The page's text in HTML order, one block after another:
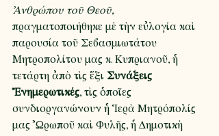
Ἀνθρώπου τοῦ Θεοῦ,
πραγματοποιήθηκε μὲ τὴν εὐλογία καὶ
παρουσία τοῦ Σεβασμιωτάτου
Μητροπολίτου μας κ. Κυπριανοῦ, ἡ
τετάρτη ἀπὸ τὶς ἕξι Συνάξεις
Ἐνημερωτικές, τὶς ὁποῖες
συνδιοργανώνουν ἡ Ἱερὰ Μητρόπολίς
μας ᾿Ωρωποῦ καὶ Φυλῆς, ἡ Δημοτικὴ